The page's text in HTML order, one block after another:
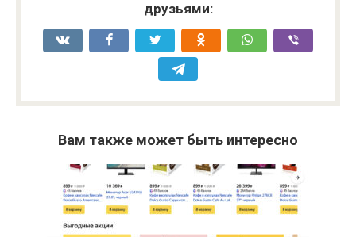
друзьями:
Вам также может быть интересно